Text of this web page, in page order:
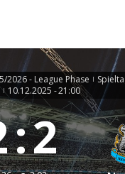
2026 - League Phase |
| 10.12.2025 -21:00
:2